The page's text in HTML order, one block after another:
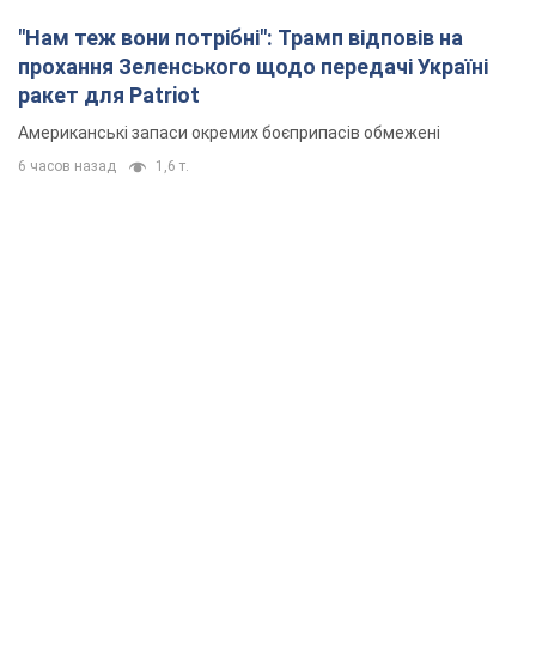
"Нам теж вони потрібні": Трамп відповів на
прохання Зеленського щодо передачі Україні
ракет для Patriot
Американські запаси окремих боєприпасів обмежені
6 часов назад 1,6 т.